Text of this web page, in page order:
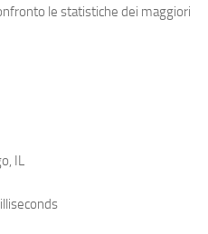
le statistiche dei maggiori
IL